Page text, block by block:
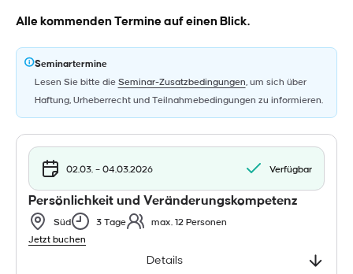
Alle kommenden Termine auf einen Blick.
Seminartermine
Lesen Sie bitte die Seminar-Zusatzbedingungen, um sich über
Haftung, Urheberrecht und Teilnahmebedingungen zu informieren.
02.03. – 04.03.2026 Verfügbar
Persönlichkeit und Veränderungskompetenz
Süd 3 Tage max. 12 Personen
Details
Jetzt buchen